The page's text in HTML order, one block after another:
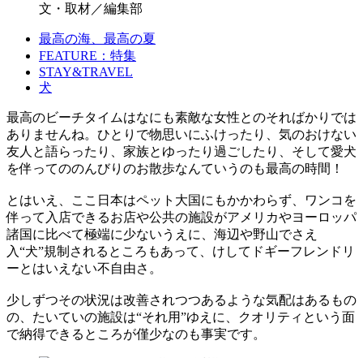
文・取材／編集部
最高の海、最高の夏
FEATURE：特集
STAY&TRAVEL
犬
最高のビーチタイムはなにも素敵な女性とのそればかりでは
ありませんね。ひとりで物思いにふけったり、気のおけない
友人と語らったり、家族とゆったり過ごしたり、そして愛犬
を伴ってののんびりのお散歩なんていうのも最高の時間！
とはいえ、ここ日本はペット大国にもかかわらず、ワンコを
伴って入店できるお店や公共の施設がアメリカやヨーロッパ
諸国に比べて極端に少ないうえに、海辺や野山でさえ
入“犬”規制されるところもあって、けしてドギーフレンドリ
ーとはいえない不自由さ。
少しずつその状況は改善されつつあるような気配はあるもの
の、たいていの施設は“それ用”ゆえに、クオリティという面
で納得できるところが僅少なのも事実です。